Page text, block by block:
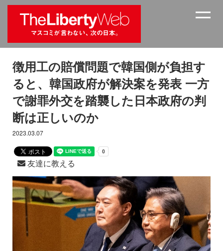
徴用工の賠償問題で韓国側が負担す
ると、韓国政府が解決案を発表 一方
で謝罪外交を踏襲した日本政府の判
断は正しいのか
2023.03.07
友達に教える